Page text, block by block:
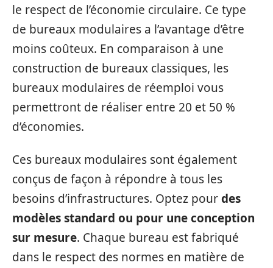
le respect de l’économie circulaire. Ce type
de bureaux modulaires a l’avantage d’être
moins coûteux. En comparaison à une
construction de bureaux classiques, les
bureaux modulaires de réemploi vous
permettront de réaliser entre 20 et 50 %
d’économies.
Ces bureaux modulaires sont également
conçus de façon à répondre à tous les
besoins d’infrastructures. Optez pourdes
modèles standard ou pour une conception
sur mesure. Chaque bureau est fabriqué
dans le respect des normes en matière de